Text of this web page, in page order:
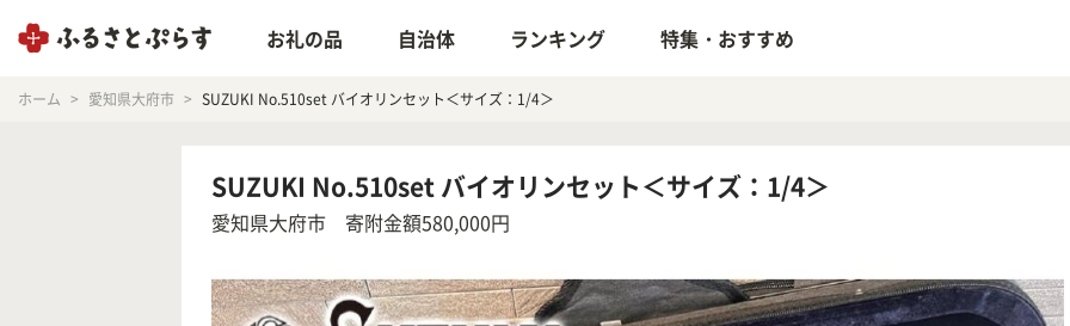
お礼の品 自治体 ランキング 特集・おすすめ
ホーム 愛知県大府市 SUZUKI No.510set バイオリンセット＜サイズ：1/4＞
SUZUKI No.510set バイオリンセット＜サイズ：1/4＞
愛知県大府市 寄附金額580,000円